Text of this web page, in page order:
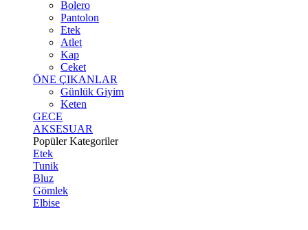
Bolero
Pantolon
Etek
Atlet
Kap
Ceket
ÖNE ÇIKANLAR
Günlük Giyim
Keten
GECE
AKSESUAR
Popüler Kategoriler
Etek
Tunik
Bluz
Gömlek
Elbise